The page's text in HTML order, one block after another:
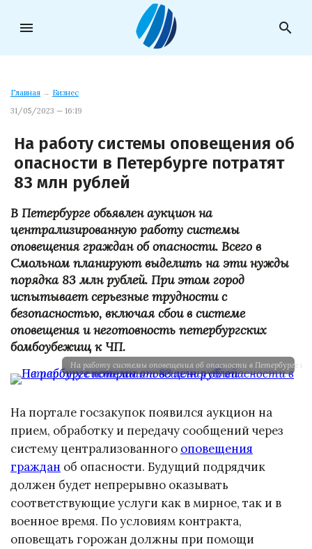
menu search
Главная → Бизнес
31/05/2023 — 16:19
На работу системы оповещения об
опасности в Петербурге потратят
83 млн рублей
В Петербурге объявлен аукцион на
централизированную работу системы
оповещения граждан об опасности. Всего в
Смольном планируют выделить на эти нужды
порядка 83 млн рублей. При этом город
испытывает серьезные трудности с
безопасностью, включая сбои в системе
оповещения и неготовность петербургских
бомбоубежищ к ЧП.
На работу системы оповещения об опасности в Петербурге
На портале госзакупок появился аукцион на
прием, обработку и передачу сообщений через
систему централизованного оповещения
граждан об опасности. Будущий подрядчик
должен будет непрерывно оказывать
соответствующие услуги как в мирное, так и в
военное время. По условиям контракта,
оповещать горожан должны при помощи